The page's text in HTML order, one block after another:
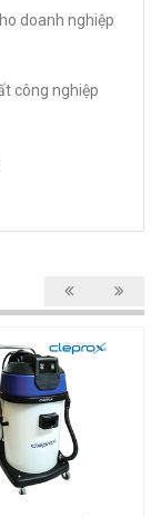
doanh nghiệp
công nghiệp